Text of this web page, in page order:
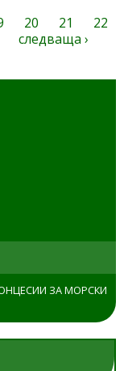
20 21
22
следваща ›
ЗА МОРСКИ